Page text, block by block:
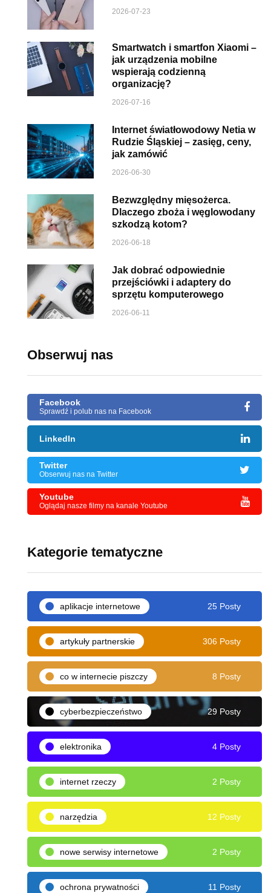
2026-07-23
Smartwatch i smartfon Xiaomi –
jak urządzenia mobilne
wspierają codzienną
organizację?
2026-07-16
Internet światłowodowy Netia w
Rudzie Śląskiej – zasięg, ceny,
jak zamówić
2026-06-30
Bezwzględny mięsożerca.
Dlaczego zboża i węglowodany
szkodzą kotom?
2026-06-18
Jak dobrać odpowiednie
przejściówki i adaptery do
sprzętu komputerowego
2026-06-11
Obserwuj nas
Facebook
Sprawdź i polub nas na Facebook
LinkedIn
Twitter
Obserwuj nas na Twitter
Youtube
Oglądaj nasze filmy na kanale Youtube
Kategorie tematyczne
aplikacje internetowe 25 Posty
artykuły partnerskie 306 Posty
co w internecie piszczy 8 Posty
cyberbezpieczeństwo 29 Posty
elektronika 4 Posty
internet rzeczy 2 Posty
narzędzia 12 Posty
nowe serwisy internetowe 2 Posty
ochrona prywatności 11 Posty